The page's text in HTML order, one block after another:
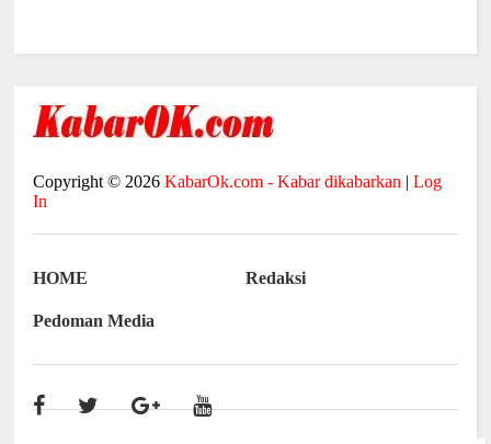
Copyright © 2026KabarOk.com - Kabar dikabarkan |Log
In
HOME Redaksi
Pedoman Media